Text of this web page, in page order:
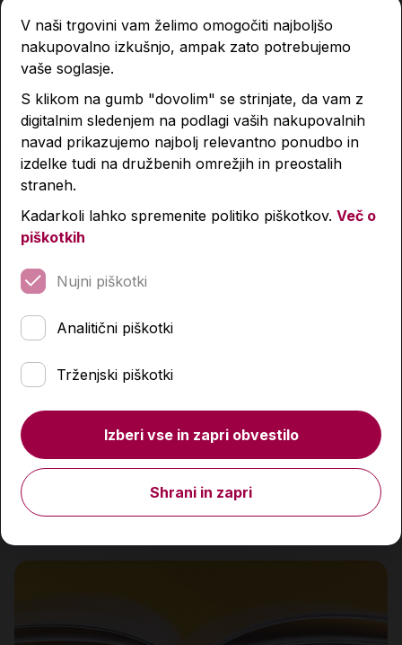
Kdo se skriva? Kmetija
4,99 €
Predvidena dobava:
17. 8. 2026*
V naši trgovini vam želimo omogočiti najboljšo
nakupovalno izkušnjo, ampak zato potrebujemo
vaše soglasje.
S klikom na gumb "dovolim" se strinjate, da vam z
digitalnim sledenjem na podlagi vaših nakupovalnih
navad prikazujemo najbolj relevantno ponudbo in
izdelke tudi na družbenih omrežjih in preostalih
straneh.
Kadarkoli lahko spremenite politiko piškotkov. Več o
piškotkih
Nujni piškotki
Analitični piškotki
Trženjski piškotki
Izberi vse in zapri obvestilo
Shrani in zapri